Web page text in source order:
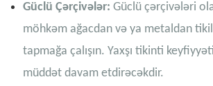
Güclü Çərçivələr: Güclü çərçivələri
möhkəm ağacdan və ya metaldan
tapmağa çalışın. Yaxşı tikinti
müddət davam etdirəcəkdir.